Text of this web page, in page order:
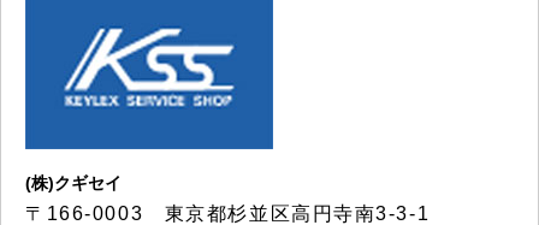
(株)クギセイ
〒166-0003 東京都杉並区高円寺南3-3-1